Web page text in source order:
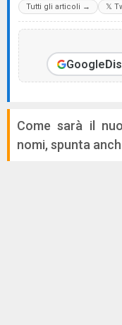
Tutti gli articoli → 𝕏
Google
Come sarà il
nomi, spunta